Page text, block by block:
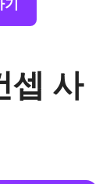
셉 사